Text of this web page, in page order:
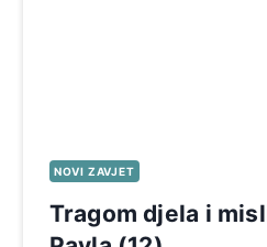
NOVI ZAVJET
Tragom djela i